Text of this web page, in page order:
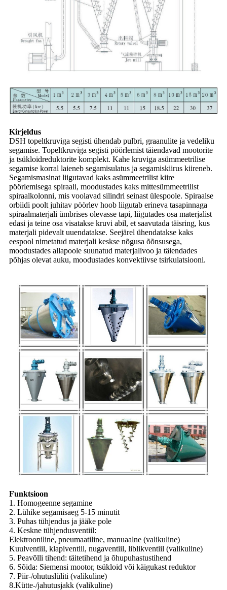
Kirjeldus
DSH topeltkruviga segisti ühendab pulbri, graanulite ja vedeliku
segamise. Topeltkruviga segisti pöörlemist täiendavad mootorite
ja tsükloidreduktorite komplekt. Kahe kruviga asümmeetrilise
segamise korral laieneb segamisulatus ja segamiskiirus kiireneb.
Segamismasinat liigutavad kaks asümmeetrilist kiire
pöörlemisega spiraali, moodustades kaks mittesümmeetrilist
spiraalkolonni, mis voolavad silindri seinast ülespoole. Spiraalse
orbiidi poolt juhitav pöörlev hoob liigutab erineva tasapinnaga
spiraalmaterjali ümbrises olevasse tapi, liigutades osa materjalist
edasi ja teine osa visatakse kruvi abil, et saavutada täisring, kus
materjali pidevalt uuendatakse. Seejärel ühendatakse kaks
eespool nimetatud materjali keskse nõgusa õõnsusega,
moodustades allapoole suunatud materjalivoo ja täiendades
põhjas olevat auku, moodustades konvektiivse tsirkulatsiooni.
Funktsioon
1. Homogeenne segamine
2. Lühike segamisaeg 5-15 minutit
3. Puhas tühjendus ja jääke pole
4. Keskne tühjendusventiil:
Elektrooniline, pneumaatiline, manuaalne (valikuline)
Kuulventiil, klapiventiil, nugaventiil, liblikventiil (valikuline)
5. Peavõlli tihend: täitetihend ja õhupuhastustihend
6. Sõida: Siemensi mootor, tsükloid või käigukast reduktor
7. Piir-/ohutuslüliti (valikuline)
8.Kütte-/jahutusjakk (valikuline)